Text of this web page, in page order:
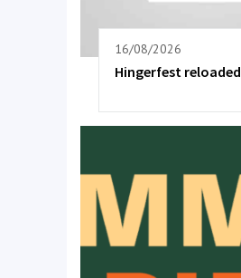
16/08/2026
Hingerfest reloaded